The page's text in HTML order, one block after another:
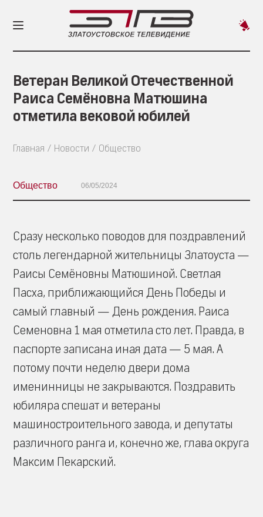
Ветеран Великой Отечественной
Раиса Семёновна Матюшина
отметила вековой юбилей
Главная Новости Общество
Общество 06/05/2024
Сразу несколько поводов для поздравлений
столь легендарной жительницы Златоуста —
Раисы Семёновны Матюшиной. Светлая
Пасха, приближающийся День Победы и
самый главный — День рождения. Раиса
Семеновна 1 мая отметила сто лет. Правда, в
паспорте записана иная дата — 5 мая. А
потому почти неделю двери дома
именинницы не закрываются. Поздравить
юбиляра спешат и ветераны
машиностроительного завода, и депутаты
различного ранга и, конечно же, глава округа
Максим Пекарский.